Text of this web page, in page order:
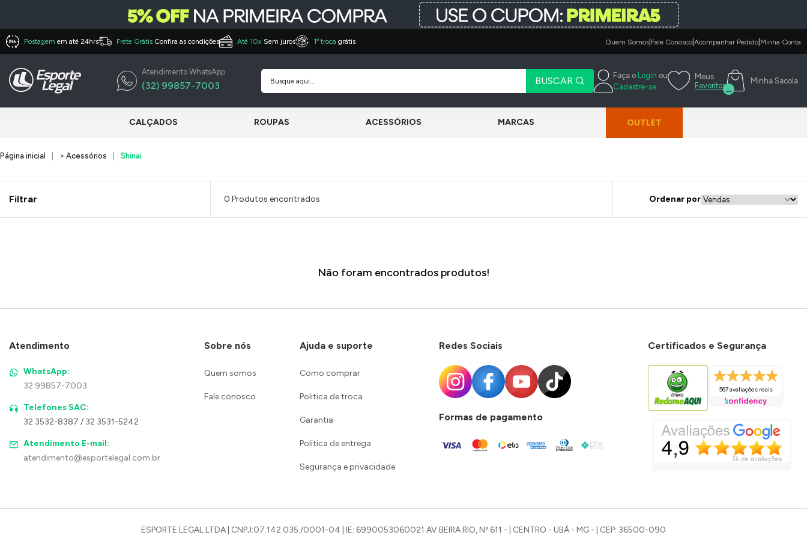
Postagem em até 24hrs Frete Grátis Confira as condições Até 10x Sem juros 1º troca grátis Quem Somos Fale Conosco Acompanhar Pedido Minha Conta
Atendimento WhatsApp
(32) 99857-7003 BUSCAR Faça o Login ou
Cadastre-se
Meus
Favoritos
Minha Sacola
...
CALÇADOS ROUPAS ACESSÓRIOS MARCAS OUTLET
Página inicial > Acessórios Shinai
Filtrar 0 Produtos encontrados Ordenar por
Não foram encontrados produtos!
Atendimento
WhatsApp:
32 99857-7003
Telefones SAC:
32 3532-8387 / 32 3531-5242
Atendimento E-mail:
atendimento@esportelegal.com.br
Sobre nós
Quem somos
Fale conosco
Ajuda e suporte
Como comprar
Politica de troca
Garantia
Politica de entrega
Segurança e privacidade
Redes Sociais
Formas de pagamento
Certificados e Segurança
567 avaliações reais
ESPORTE LEGAL LTDA | CNPJ:07.142.035./0001-04 | IE: 6990053060021 AV BEIRA RIO, Nº 611 - | CENTRO - UBÁ - MG - | CEP: 36500-090